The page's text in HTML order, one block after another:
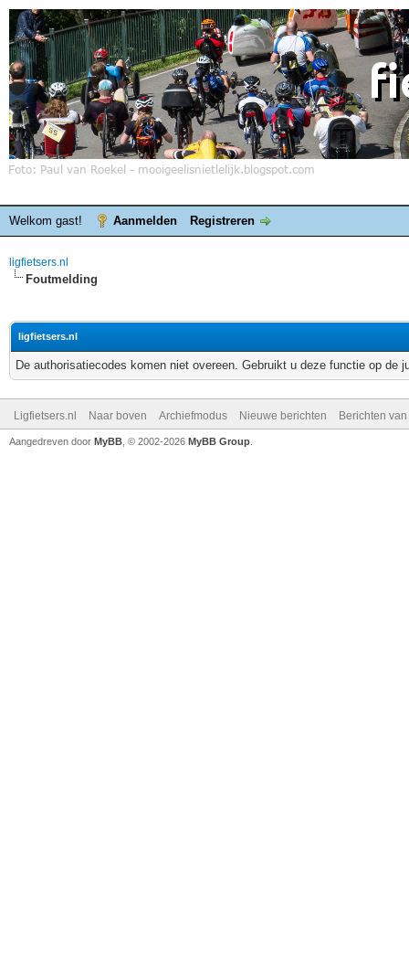
Welkom gast! Aanmelden Registreren
ligfietsers.nl
Foutmelding
ligfietsers.nl
De authorisatiecodes komen niet overeen. Gebruikt u deze functie op de
Ligfietsers.nl Naar boven Archiefmodus Nieuwe berichten Berichten
Aangedreven door MyBB , © 2002-2026 MyBB Group